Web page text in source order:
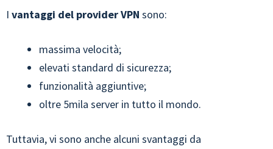
I vantaggi del provider VPN sono:
massima velocità;
elevati standard di sicurezza;
funzionalità aggiuntive;
oltre 5mila server in tutto il mondo.
Tuttavia, vi sono anche alcuni svantaggi da